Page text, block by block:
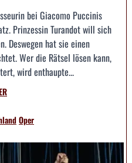
bei Giacomo Puccinis
Prinzessin Turandot will sich
Deswegen hat sie einen
Wer die Rätsel lösen kann,
wird enthaupte...
Oper